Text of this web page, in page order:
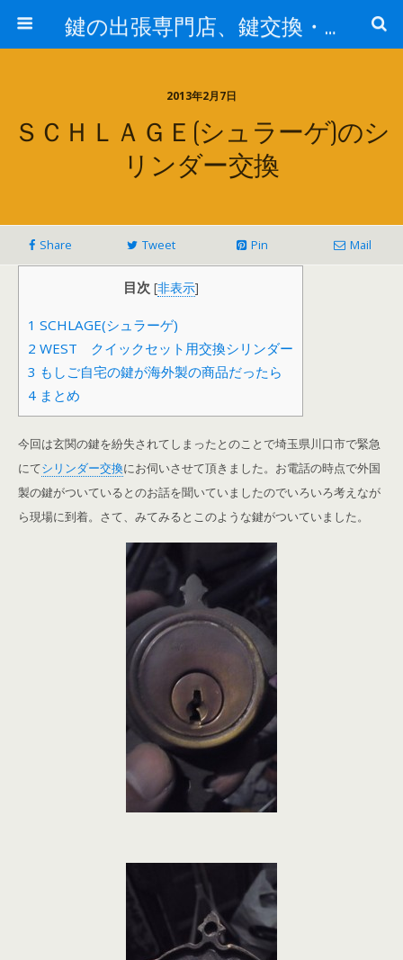
鍵の出張専門店、鍵交換・修理が格安料金/東京・埼玉・さいたま市
2013年2月7日
ＳＣＨＬＡＧＥ(シュラーゲ)のシ
リンダー交換
Share Tweet Pin Mail
目次 [非表示]
1 SCHLAGE(シュラーゲ)
2 WEST クイックセット用交換シリンダー
3 もしご自宅の鍵が海外製の商品だったら
4 まとめ
今回は玄関の鍵を紛失されてしまったとのことで埼玉県川口市で緊急
にてシリンダー交換にお伺いさせて頂きました。お電話の時点で外国
製の鍵がついているとのお話を聞いていましたのでいろいろ考えなが
ら現場に到着。さて、みてみるとこのような鍵がついていました。